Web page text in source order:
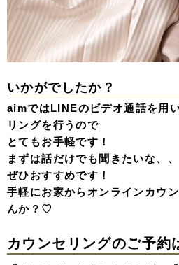
いかがでしたか？
aimではLINEのビデオ通話を用
リングを行うので
とてもお手軽です！
まずは話だけでも聞きたいな、
ぜひおすすめです！
手軽にお家からオンラインカウ
んか？♡
カウンセリングのご予約